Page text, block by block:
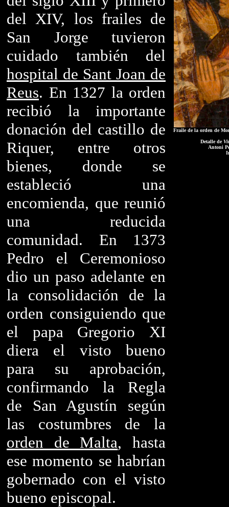
del XIV, los frailes de
San Jorge tuvieron
cuidado también del
hospital de Sant Joan de
Reus. En 1327 la orden
recibió la importante
donación del castillo de
Riquer, entre otros
bienes, donde se
estableció una
encomienda, que reunió
una reducida
comunidad. En 1373
Pedro el Ceremonioso
dio un paso adelante en
la consolidación de la
orden consiguiendo que
el papa Gregorio XI
diera el visto bueno
para su aprobación,
confirmando la Regla
de San Agustín según
las costumbres de la
orden de Malta, hasta
ese momento se habrían
gobernado con el visto
bueno episcopal.
Fraile de la orden de
Detalle de
Antoni